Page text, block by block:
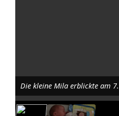
2
0